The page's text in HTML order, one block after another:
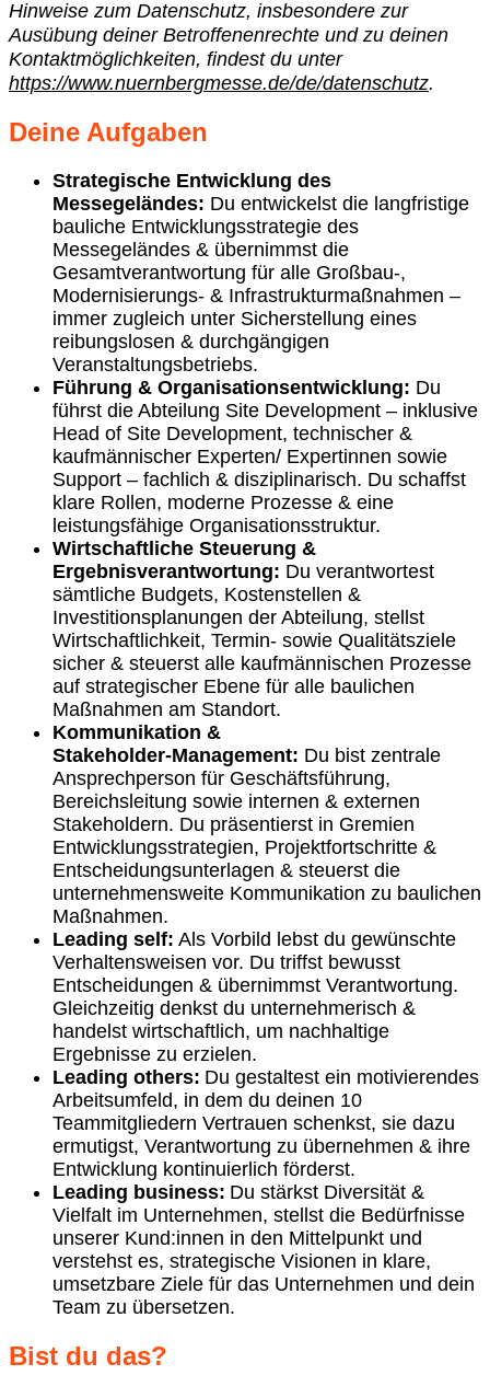
Hinweise zum Datenschutz, insbesondere zur
Ausübung deiner Betroffenenrechte und zu deinen
Kontaktmöglichkeiten, findest du unter
https://www.nuernbergmesse.de/de/datenschutz.
Deine Aufgaben
Strategische Entwicklung des
Messegeländes: Du entwickelst die langfristige
bauliche Entwicklungsstrategie des
Messegeländes & übernimmst die
Gesamtverantwortung für alle Großbau‑,
Modernisierungs‑ & Infrastrukturmaßnahmen –
immer zugleich unter Sicherstellung eines
reibungslosen & durchgängigen
Veranstaltungsbetriebs.
Führung & Organisationsentwicklung: Du
führst die Abteilung Site Development – inklusive
Head of Site Development, technischer &
kaufmännischer Experten/ Expertinnen sowie
Support – fachlich & disziplinarisch. Du schaffst
klare Rollen, moderne Prozesse & eine
leistungsfähige Organisationsstruktur.
Wirtschaftliche Steuerung &
Ergebnisverantwortung: Du verantwortest
sämtliche Budgets, Kostenstellen &
Investitionsplanungen der Abteilung, stellst
Wirtschaftlichkeit, Termin‑ sowie Qualitätsziele
sicher & steuerst alle kaufmännischen Prozesse
auf strategischer Ebene für alle baulichen
Maßnahmen am Standort.
Kommunikation &
Stakeholder‑Management: Du bist zentrale
Ansprechperson für Geschäftsführung,
Bereichsleitung sowie internen & externen
Stakeholdern. Du präsentierst in Gremien
Entwicklungsstrategien, Projektfortschritte &
Entscheidungsunterlagen & steuerst die
unternehmensweite Kommunikation zu baulichen
Maßnahmen.
Leading self: Als Vorbild lebst du gewünschte
Verhaltensweisen vor. Du triffst bewusst
Entscheidungen & übernimmst Verantwortung.
Gleichzeitig denkst du unternehmerisch &
handelst wirtschaftlich, um nachhaltige
Ergebnisse zu erzielen.
Leading others: Du gestaltest ein motivierendes
Arbeitsumfeld, in dem du deinen 10
Teammitgliedern Vertrauen schenkst, sie dazu
ermutigst, Verantwortung zu übernehmen & ihre
Entwicklung kontinuierlich förderst.
Leading business: Du stärkst Diversität &
Vielfalt im Unternehmen, stellst die Bedürfnisse
unserer Kund:innen in den Mittelpunkt und
verstehst es, strategische Visionen in klare,
umsetzbare Ziele für das Unternehmen und dein
Team zu übersetzen.
Bist du das?